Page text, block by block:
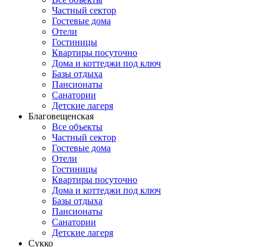
Частный сектор
Гостевые дома
Отели
Гостиницы
Квартиры посуточно
Дома и коттеджи под ключ
Базы отдыха
Пансионаты
Санатории
Детские лагеря
Благовещенская
Все объекты
Частный сектор
Гостевые дома
Отели
Гостиницы
Квартиры посуточно
Дома и коттеджи под ключ
Базы отдыха
Пансионаты
Санатории
Детские лагеря
Сукко